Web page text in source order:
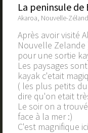
La peninsule de
Akaroa, Nouvelle-
Après avoir visité
Nouvelle
pour une sortie
Les paysages
kayak c'etait
( les plus petits
dire qu'on etait
Le soir on a
face à la mer :)
C'est magnifique